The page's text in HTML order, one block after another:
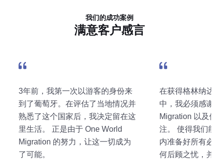
我们的成功案例
满意客户感言
3年前，我第一次以游客的身份来
到了葡萄牙。在评估了当地情况并
熟悉了这个国家后，我决定留在这
里生活。 正是由于 One World
Migration 的努力，让这一切成为
了可能。
在获得格林纳达
中，我必须感谢
Migration 以及
注。 使得我们能
内准备好所有必
何后顾之忧，并